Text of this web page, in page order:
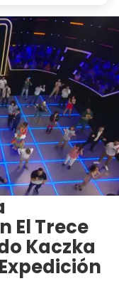
El Trece
Kaczka